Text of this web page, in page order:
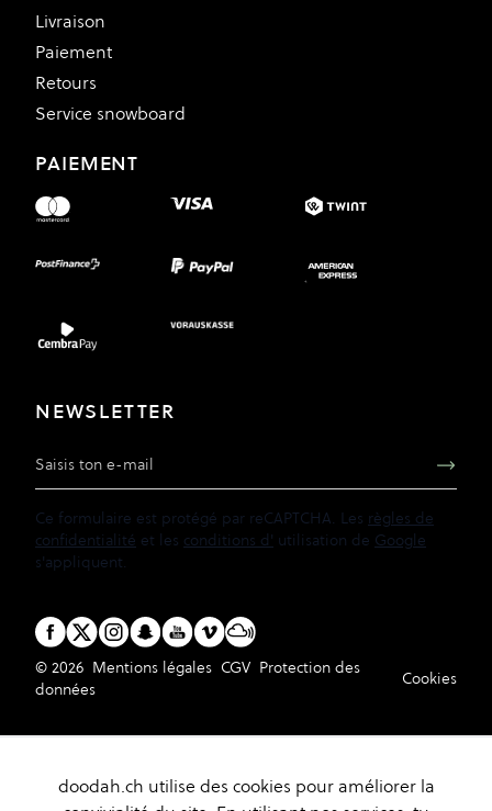
Livraison
Paiement
Retours
Service snowboard
PAIEMENT
NEWSLETTER
Adresse e-mail
Ce formulaire est protégé par reCAPTCHA. Les règles de
confidentialité et les conditions d' utilisation de Google
s'appliquent.
© 2026 Mentions légales CGV Protection des
données
Cookies
doodah.ch utilise des cookies pour améliorer la